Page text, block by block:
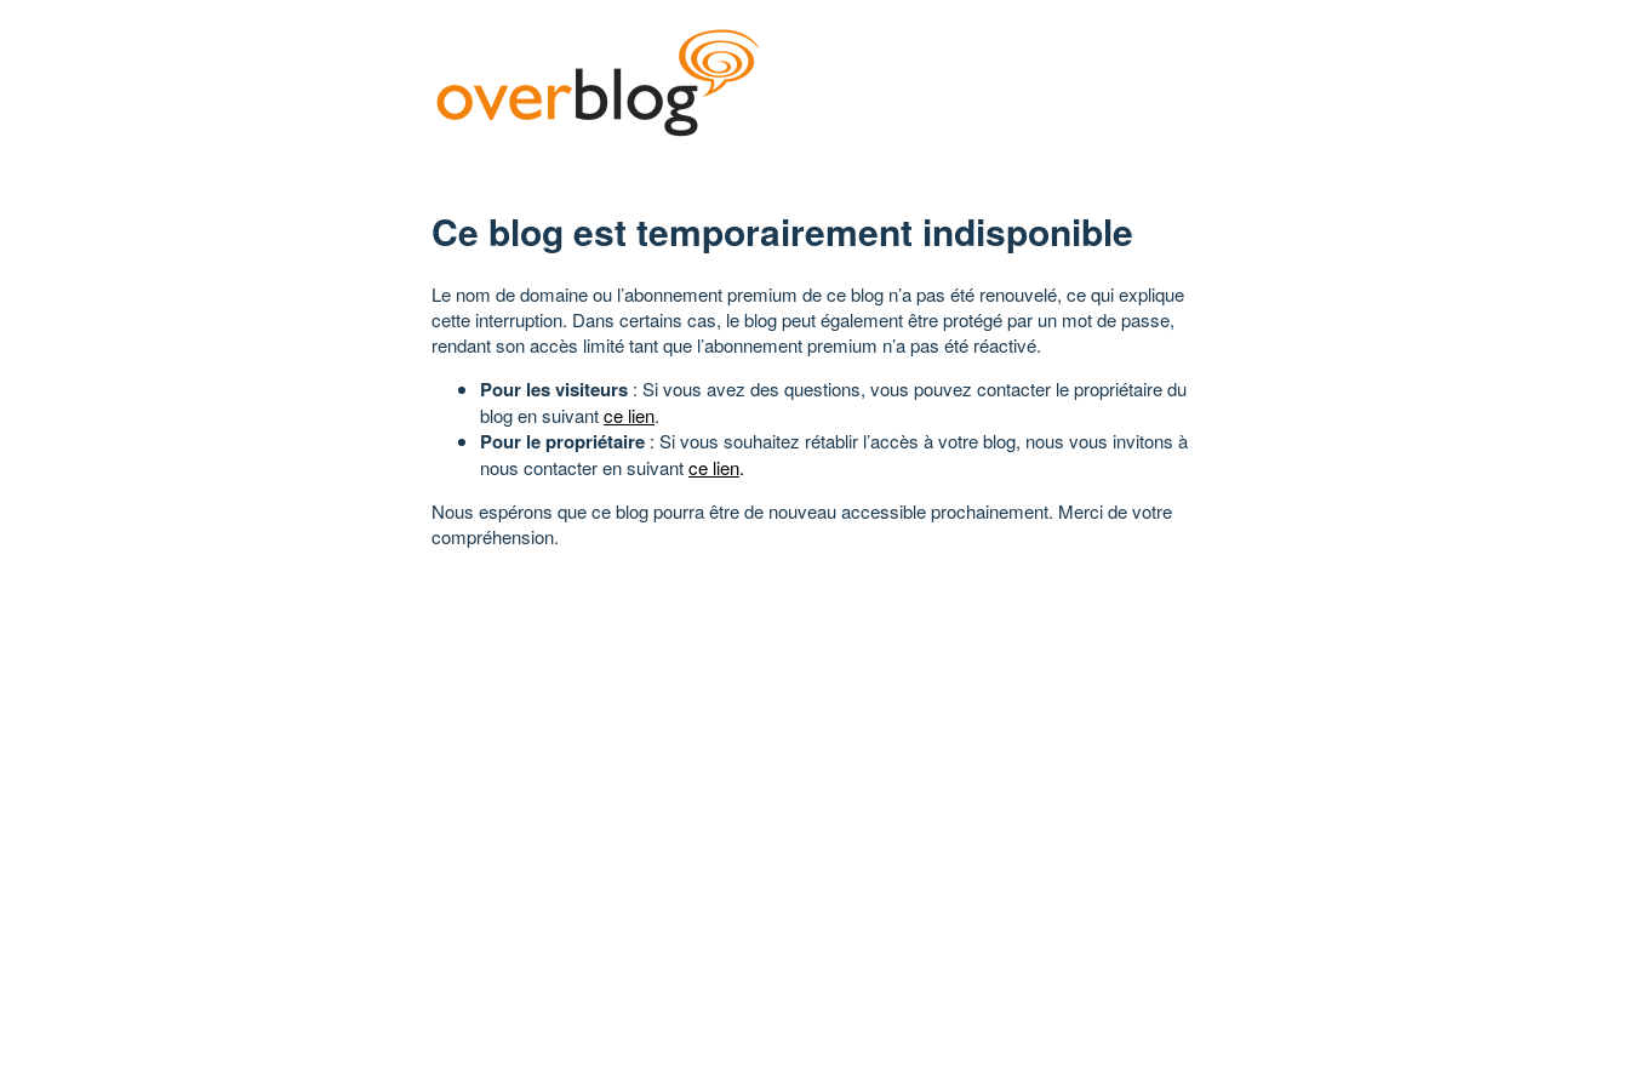
Ce blog est temporairement indisponible
Le nom de domaine ou l’abonnement premium de ce blog n’a pas été renouvelé, ce qui explique
cette interruption. Dans certains cas, le blog peut également être protégé par un mot de passe,
rendant son accès limité tant que l’abonnement premium n’a pas été réactivé.
Pour les visiteurs : Si vous avez des questions, vous pouvez contacter le propriétaire du
blog en suivantce lien.
Pour le propriétaire : Si vous souhaitez rétablir l’accès à votre blog, nous vous invitons à
nous contacter en suivantce lien.
Nous espérons que ce blog pourra être de nouveau accessible prochainement. Merci de votre
compréhension.